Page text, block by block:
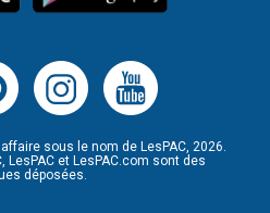
sous le nom de LesPAC, 2026.
LesPAC et LesPAC.com sont des
déposées.